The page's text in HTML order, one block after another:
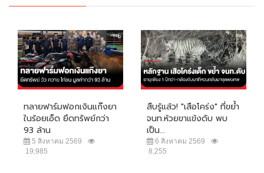
ทลายฟาร์มฟอกเงินแก๊งยา
ในร้อยเอ็ด ยึดทรัพย์กว่า
93 ล้าน
5 สิงหาคม 2569
19,985
สืบรู้แล้ว! "เสือโคร่ง" ที่ขย้ำ
จนท.ห้วยขาแข้งดับ พบ
เป็น...
6 สิงหาคม 2569
8,255